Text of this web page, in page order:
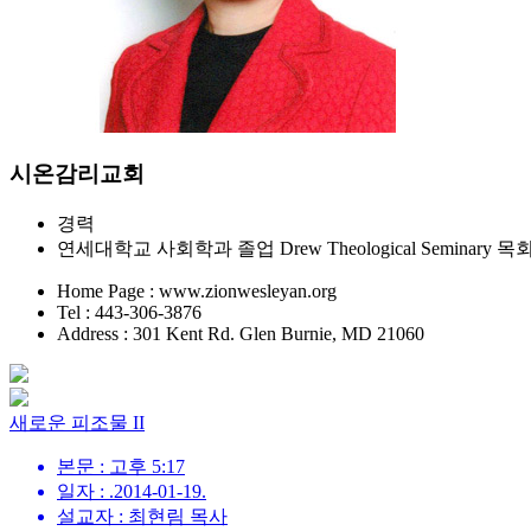
시온감리교회
경력
연세대학교 사회학과 졸업 Drew Theological Seminary 목
Home Page : www.zionwesleyan.org
Tel : 443-306-3876
Address : 301 Kent Rd. Glen Burnie, MD 21060
새로운 피조물 II
본문 : 고후 5:17
일자 : .2014-01-19.
설교자 : 최현림 목사